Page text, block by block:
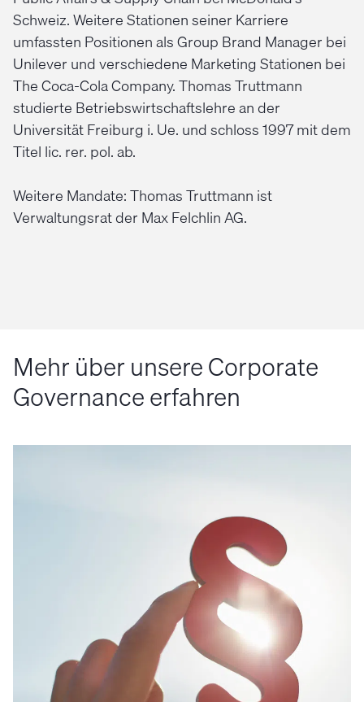
Schweiz. Weitere Stationen seiner Karriere
umfassten Positionen als Group Brand Manager bei
Unilever und verschiedene Marketing Stationen bei
The Coca-Cola Company. Thomas Truttmann
studierte Betriebswirtschaftslehre an der
Universität Freiburg i. Ue. und schloss 1997 mit dem
Titel lic. rer. pol. ab.
Weitere Mandate: Thomas Truttmann ist
Verwaltungsrat der Max Felchlin AG.
Mehr über unsere Corporate
Governance erfahren